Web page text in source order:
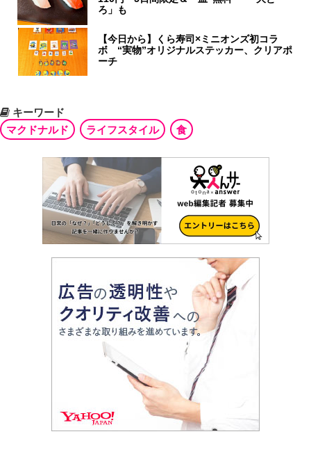
ろ」も
【今日から】くら寿司×ミニオンズ初コラ
ボ “実物”オリジナルステッカー、クリアポ
ーチ
キーワード
マクドナルド
ライフスタイル 食